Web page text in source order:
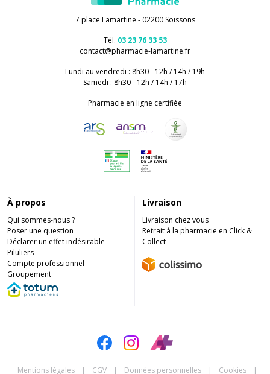
7 place Lamartine - 02200 Soissons
Tél. 03 23 76 33 53
contact@pharmacie-lamartine.fr
Lundi au vendredi : 8h30 - 12h / 14h / 19h
Samedi : 8h30 - 12h / 14h / 17h
Pharmacie en ligne certifiée
À propos
Qui sommes-nous ?
Poser une question
Déclarer un effet indésirable
Piluliers
Compte professionnel
Groupement
Livraison
Livraison chez vous
Retrait à la pharmacie en Click &
Collect
Mentions légales | CGV | Données personnelles | Cookies |